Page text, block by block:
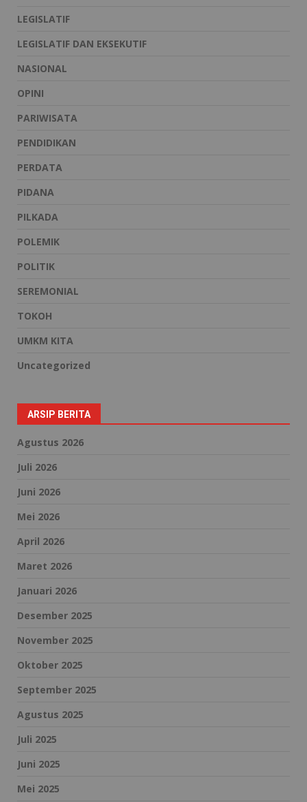
LEGISLATIF
LEGISLATIF DAN EKSEKUTIF
NASIONAL
OPINI
PARIWISATA
PENDIDIKAN
PERDATA
PIDANA
PILKADA
POLEMIK
POLITIK
SEREMONIAL
TOKOH
UMKM KITA
Uncategorized
ARSIP BERITA
Agustus 2026
Juli 2026
Juni 2026
Mei 2026
April 2026
Maret 2026
Januari 2026
Desember 2025
November 2025
Oktober 2025
September 2025
Agustus 2025
Juli 2025
Juni 2025
Mei 2025